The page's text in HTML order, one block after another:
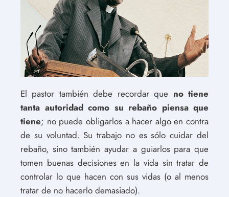
El pastor también debe recordar que no tiene
tanta autoridad como su rebaño piensa que
tiene; no puede obligarlos a hacer algo en contra
de su voluntad. Su trabajo no es sólo cuidar del
rebaño, sino también ayudar a guiarlos para que
tomen buenas decisiones en la vida sin tratar de
controlar lo que hacen con sus vidas (o al menos
tratar de no hacerlo demasiado).